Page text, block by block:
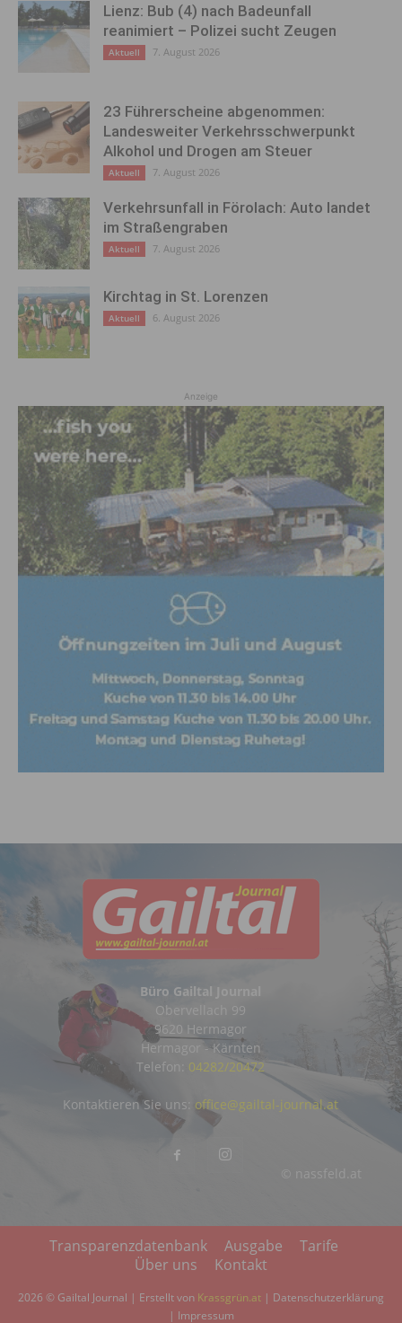
Lienz: Bub (4) nach Badeunfall
reanimiert – Polizei sucht Zeugen
Aktuell 7. August 2026
23 Führerscheine abgenommen:
Landesweiter Verkehrsschwerpunkt
Alkohol und Drogen am Steuer
Aktuell 7. August 2026
Verkehrsunfall in Förolach: Auto landet
im Straßengraben
Aktuell 7. August 2026
Kirchtag in St. Lorenzen
Aktuell 6. August 2026
Anzeige
Büro Gailtal Journal
Obervellach 99
9620 Hermagor
Hermagor - Kärnten
Telefon: 04282/20472
© nassfeld.at
Kontaktieren Sie uns: office@gailtal-journal.at
Transparenzdatenbank Ausgabe
Tarife
Über uns
Kontakt
2026 © Gailtal Journal | Erstellt von Krassgrün.at | Datenschutzerklärung
| Impressum